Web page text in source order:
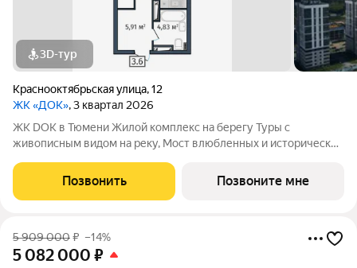
3D-тур
Краснооктябрьская улица,12
ЖК «ДОК», 3 квартал 2026
ЖК DOK в Тюмени Жилой комплекс на берегу Туры с
живописным видом на реку, Мост влюбленных и исторический
принципиально новой организацией общественных зон. Три
лепестка здания сходятся в большое
Позвонить Позвоните мне
5 909 000₽ –14%
5 082 000 ₽